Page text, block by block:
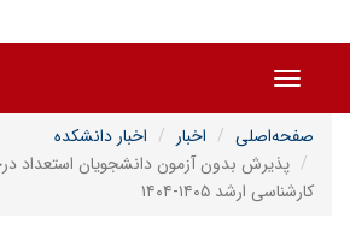
Toggle navigation
صفحه‌اصلی اخبار
اخبار دانشکده
پذیرش بدون آزمون دانشجویان استعداد
کارشناسی ارشد ۱۴۰۵-۱۴۰۴